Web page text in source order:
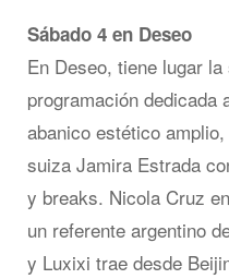
Sábado 4 en Deseo
En Deseo, tiene lugar
programación dedicada
abanico estético
suiza Jamira Estrada
y breaks. Nicola Cruz
un referente argentino
y Luxixi trae desde